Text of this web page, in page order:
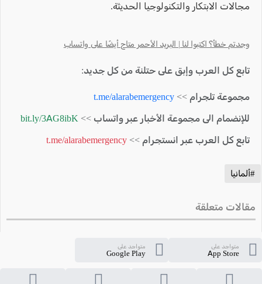
مجالات الابتكار والتكنولوجيا الحديثة.
وجدتم خطأ؟ اكتبوا لنا | البريد الأحمر متاح أيضًا على واتساب
تابع كل العرب وإبق على حتلنة من كل جديد:
مجموعة تلجرام >> t.me/alarabemergency
للإنضمام الى مجموعة الأخبار عبر واتساب >> bit.ly/3AG8ibK
تابع كل العرب عبر انستجرام >> t.me/alarabemergency
#ألمانيا
مقالات متعلقة
متواجد على
App Store
متواجد على
Google Play